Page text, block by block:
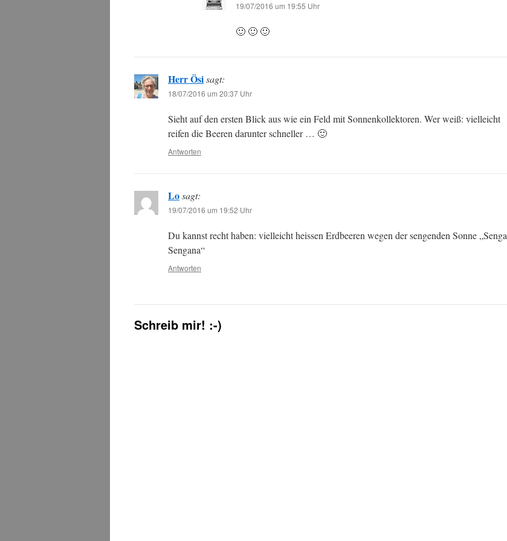
19/07/2016 um 19:55 Uhr
🙂 🙂 🙂
Herr Ösisagt:
18/07/2016 um 20:37 Uhr
Sieht auf den ersten Blick aus wie ein Feld mit Sonnenkollektoren. Wer weiß: vielleicht
reifen die Beeren darunter schneller … 🙂
Antworten
Losagt:
19/07/2016 um 19:52 Uhr
Du kannst recht haben: vielleicht heissen Erdbeeren wegen der sengenden Sonne „Senga
Sengana“
Antworten
Schreib mir! :-)